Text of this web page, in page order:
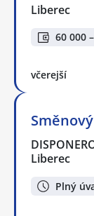
Liberec
60 000
včerejší
Liberec
Plný